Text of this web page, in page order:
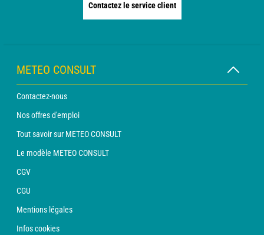
Contactez le service client
METEO CONSULT
Contactez-nous
Nos offres d'emploi
Tout savoir sur METEO CONSULT
Le modèle METEO CONSULT
CGV
CGU
Mentions légales
Infos cookies